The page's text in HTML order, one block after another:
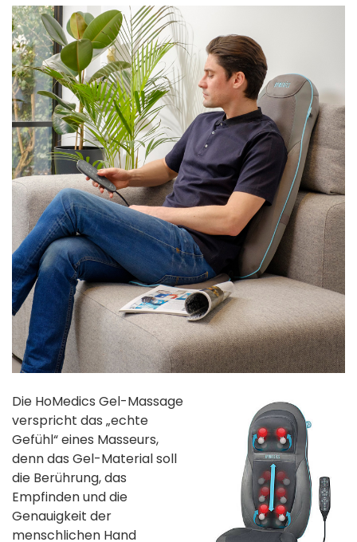
Die HoMedics Gel-Massage
verspricht das „echte
Gefühl“ eines Masseurs,
denn das Gel-Material soll
die Berührung, das
Empfinden und die
Genauigkeit der
menschlichen Hand